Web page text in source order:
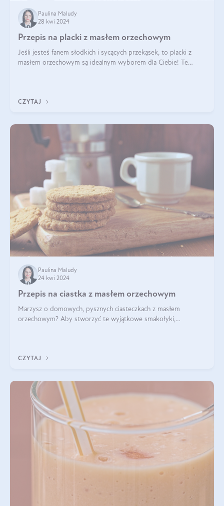
Paulina Maludy
28 kwi 2024
Przepis na placki z masłem orzechowym
Jeśli jesteś fanem słodkich i sycących przekąsek, to placki z
masłem orzechowym są idealnym wyborem dla Ciebie! Te
CZYTAJ
Paulina Maludy
24 kwi 2024
Przepis na ciastka z masłem orzechowym
Marzysz o domowych, pysznych ciasteczkach z masłem
orzechowym? Aby stworzyć te wyjątkowe smakołyki,
CZYTAJ